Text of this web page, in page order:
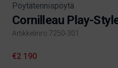
Pöytätennispöytä
Cornilleau Play-
Artikkelinro:7250-301
Product information
€2 190